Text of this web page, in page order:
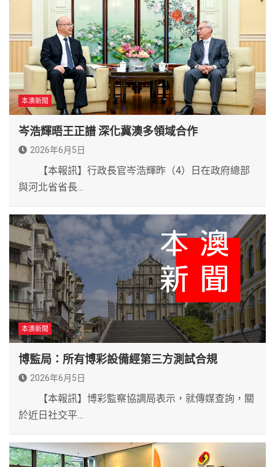
本澳新聞
岑浩輝晤王正譜 深化冀澳多領域合作
2026年6月5日
【本報訊】行政長官岑浩輝昨（4）日在政府總部
與河北省省長…
本澳新聞
博監局：所有博彩設備經第三方測試合規
2026年6月5日
【本報訊】博彩監察協調局表示，就傳媒查詢，關
於近日社交平…